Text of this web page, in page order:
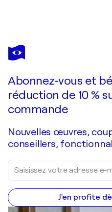
JACQUES MAJOS
Ruisseau dans la forêt
Abonnez-vous et
réduction de 10 %
commande
Nouvelles œuvres,
conseillers,
J'en profite